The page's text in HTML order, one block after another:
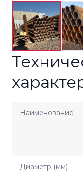
Наименование
Диаметр (мм)